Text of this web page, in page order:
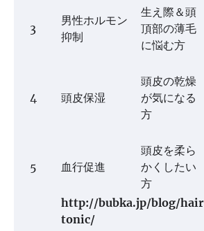
3
男性ホルモン
抑制
生え際＆頭
頂部の薄毛
に悩む方
4 頭皮保湿
頭皮の乾燥
が気になる
方
5 血行促進
頭皮を柔ら
かくしたい
方
http://bubka.jp/blog/
tonic/